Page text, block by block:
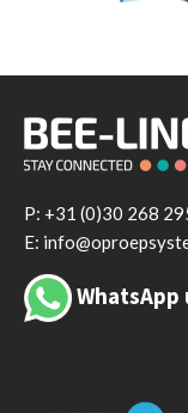
P: +31 (0)30 268
E:
WhatsApp